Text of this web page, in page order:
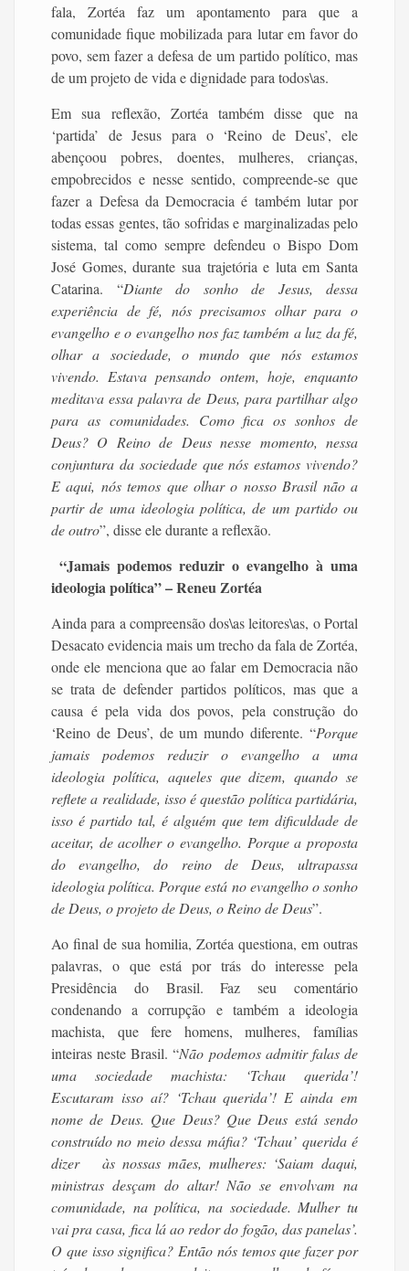
fala, Zortéa faz um apontamento para que a
comunidade fique mobilizada para lutar em favor do
povo, sem fazer a defesa de um partido político, mas
de um projeto de vida e dignidade para todos\as.
Em sua reflexão, Zortéa também disse que na
‘partida’ de Jesus para o ‘Reino de Deus’, ele
abençoou pobres, doentes, mulheres, crianças,
empobrecidos e nesse sentido, compreende-se que
fazer a Defesa da Democracia é também lutar por
todas essas gentes, tão sofridas e marginalizadas pelo
sistema, tal como sempre defendeu o Bispo Dom
José Gomes, durante sua trajetória e luta em Santa
Catarina. “Diante do sonho de Jesus, dessa
experiência de fé, nós precisamos olhar para o
evangelho e o evangelho nos faz também a luz da fé,
olhar a sociedade, o mundo que nós estamos
vivendo. Estava pensando ontem, hoje, enquanto
meditava essa palavra de Deus, para partilhar algo
para as comunidades. Como fica os sonhos de
Deus? O Reino de Deus nesse momento, nessa
conjuntura da sociedade que nós estamos vivendo?
E aqui, nós temos que olhar o nosso Brasil não a
partir de uma ideologia política, de um partido ou
de outro”, disse ele durante a reflexão.
“Jamais podemos reduzir o evangelho à uma
ideologia política” – Reneu Zortéa
Ainda para a compreensão dos\as leitores\as, o Portal
Desacato evidencia mais um trecho da fala de Zortéa,
onde ele menciona que ao falar em Democracia não
se trata de defender partidos políticos, mas que a
causa é pela vida dos povos, pela construção do
‘Reino de Deus’, de um mundo diferente. “Porque
jamais podemos reduzir o evangelho a uma
ideologia política, aqueles que dizem, quando se
reflete a realidade, isso é questão política partidária,
isso é partido tal, é alguém que tem dificuldade de
aceitar, de acolher o evangelho. Porque a proposta
do evangelho, do reino de Deus, ultrapassa
ideologia política. Porque está no evangelho o sonho
de Deus, o projeto de Deus, o Reino de Deus”.
Ao final de sua homilia, Zortéa questiona, em outras
palavras, o que está por trás do interesse pela
Presidência do Brasil. Faz seu comentário
condenando a corrupção e também a ideologia
machista, que fere homens, mulheres, famílias
inteiras neste Brasil. “Não podemos admitir falas de
uma sociedade machista: ‘Tchau querida’!
Escutaram isso aí? ‘Tchau querida’! E ainda em
nome de Deus. Que Deus? Que Deus está sendo
construído no meio dessa máfia? ‘Tchau’ querida é
dizer às nossas mães, mulheres: ‘Saiam daqui,
ministras desçam do altar! Não se envolvam na
comunidade, na política, na sociedade. Mulher tu
vai pra casa, fica lá ao redor do fogão, das panelas’.
O que isso significa? Então nós temos que fazer por